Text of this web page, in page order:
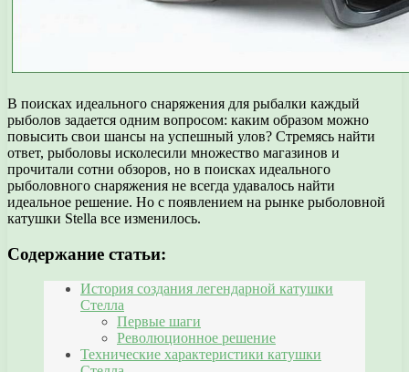
В поисках идеального снаряжения для рыбалки каждый
рыболов задается одним вопросом: каким образом можно
повысить свои шансы на успешный улов? Стремясь найти
ответ, рыболовы исколесили множество магазинов и
прочитали сотни обзоров, но в поисках идеального
рыболовного снаряжения не всегда удавалось найти
идеальное решение. Но с появлением на рынке рыболовной
катушки Stella все изменилось.
Содержание статьи:
История создания легендарной катушки
Стелла
Первые шаги
Революционное решение
Технические характеристики катушки